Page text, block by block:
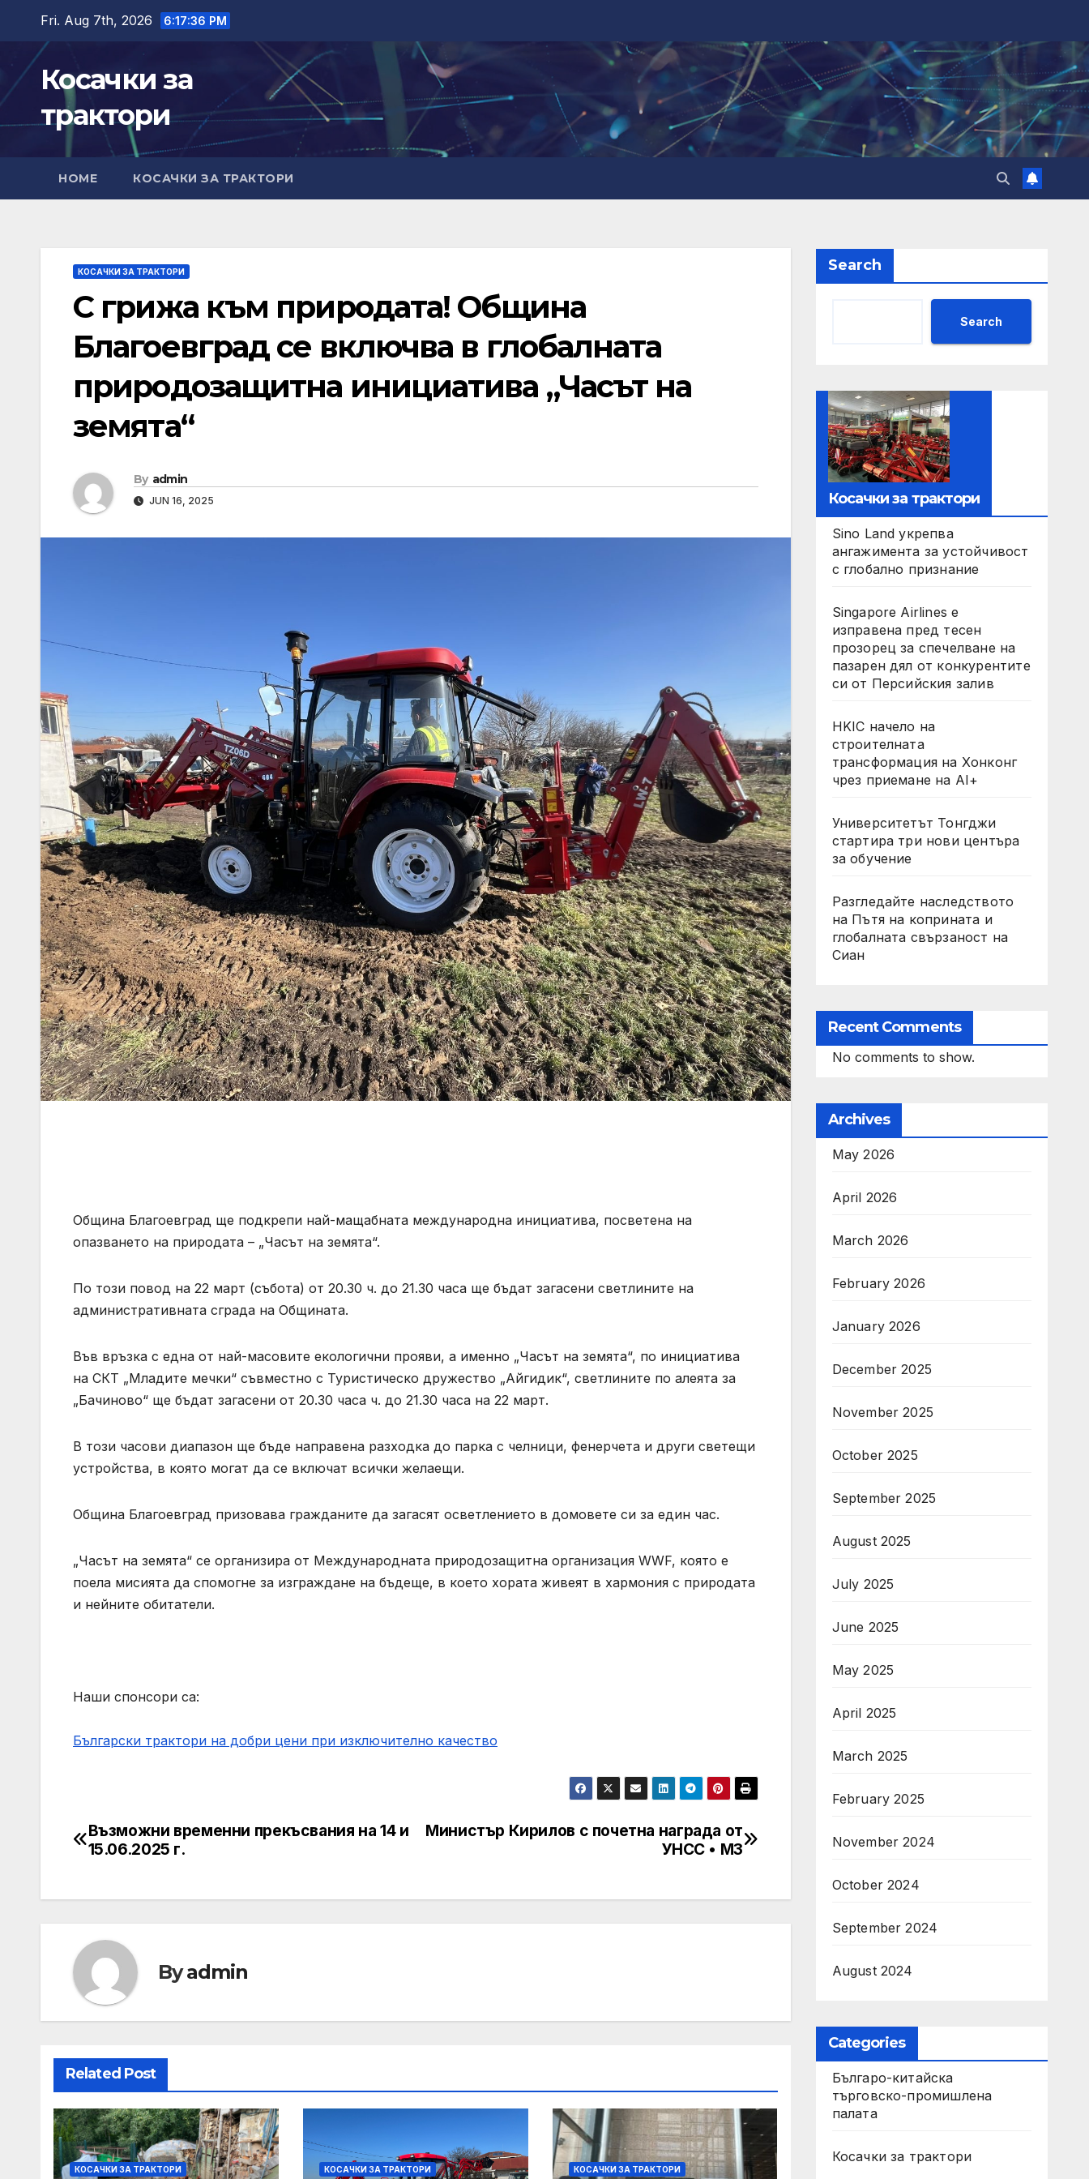
content
Fri. Aug 7th, 2026 6:17:37 PM
Косачки за
трактори
HOME КОСАЧКИ ЗА ТРАКТОРИ
КОСАЧКИ ЗА ТРАКТОРИ
С грижа към природата! Община
Благоевград се включва в глобалната
природозащитна инициатива „Часът на
земята“
By admin
JUN 16, 2025
Община Благоевград ще подкрепи най-мащабната международна инициатива, посветена на
опазването на природата – „Часът на земята“.
По този повод на 22 март (събота) от 20.30 ч. до 21.30 часа ще бъдат загасени светлините на
административната сграда на Общината.
Във връзка с една от най-масовите екологични прояви, а именно „Часът на земята“, по инициатива
на СКТ „Младите мечки“ съвместно с Туристическо дружество „Айгидик“, светлините по алеята за
„Бачиново“ ще бъдат загасени от 20.30 часа ч. до 21.30 часа на 22 март.
В този часови диапазон ще бъде направена разходка до парка с челници, фенерчета и други светещи
устройства, в която могат да се включат всички желаещи.
Община Благоевград призовава гражданите да загасят осветлението в домовете си за един час.
„Часът на земята“ се организира от Международната природозащитна организация WWF, която е
поела мисията да спомогне за изграждане на бъдеще, в което хората живеят в хармония с природата
и нейните обитатели.
Наши спонсори са:
Български трактори на добри цени при изключително качество
Post
Министър Кирилов с почетна награда от
УНСС • МЗ
Възможни временни прекъсвания на 14 и
15.06.2025 г.
Byadmin
Related Post
КОСАЧКИ ЗА ТРАКТОРИ КОСАЧКИ ЗА ТРАКТОРИ КОСАЧКИ ЗА ТРАКТОРИ
Search
Search
Косачки за трактори
Sino Land укрепва
ангажимента за устойчивост
с глобално признание
Singapore Airlines е
изправена пред тесен
прозорец за спечелване на
пазарен дял от конкурентите
си от Персийския залив
HKIC начело на
строителната
трансформация на Хонконг
чрез приемане на AI+
Университетът Тонгджи
стартира три нови центъра
за обучение
Разгледайте наследството
на Пътя на коприната и
глобалната свързаност на
Сиан
Recent Comments
No comments to show.
Archives
May 2026
April 2026
March 2026
February 2026
January 2026
December 2025
November 2025
October 2025
September 2025
August 2025
July 2025
June 2025
May 2025
April 2025
March 2025
February 2025
November 2024
October 2024
September 2024
August 2024
Categories
Българо-китайска
търговско-промишлена
палата
Косачки за трактори